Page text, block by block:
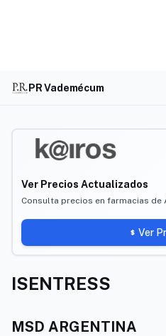
PR Vademécum
Ver Precios Actualizados
Consulta precios en farmacias de
Ver
ISENTRESS
MSD ARGENTINA